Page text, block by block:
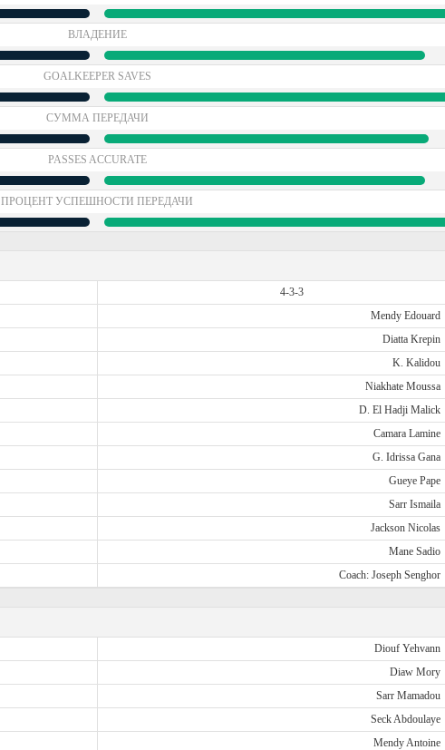
ВЛАДЕНИЕ
GOALKEEPER SAVES
СУММА ПЕРЕДАЧИ
PASSES ACCURATE
ПРОЦЕНТ УСПЕШНОСТИ ПЕРЕДАЧИ
4-3-3
Mendy Edouard
Diatta Krepin
K. Kalidou
Niakhate Moussa
D. El Hadji Malick
Camara Lamine
G. Idrissa Gana
Gueye Pape
Sarr Ismaila
Jackson Nicolas
Mane Sadio
Coach: Joseph Senghor
Diouf Yehvann
Diaw Mory
Sarr Mamadou
Seck Abdoulaye
Mendy Antoine